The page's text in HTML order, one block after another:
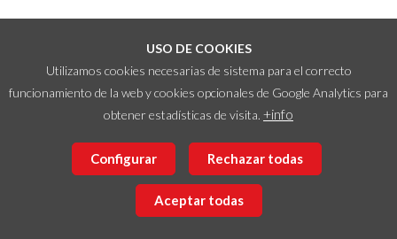
USO DE COOKIES
Utilizamos cookies necesarias de sistema para el correcto
funcionamiento de la web y cookies opcionales de Google Analytics para
obtener estadísticas de visita. +info
Configurar Rechazar todas
Aceptar todas